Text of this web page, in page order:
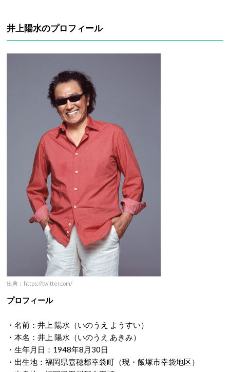
井上陽水のプロフィール
出典：https://twitter.com/
プロフィール
・名前：井上 陽水（いのうえ ようすい）
・本名：井上 陽水（いのうえ あきみ）
・生年月日：1948年8月30日
・出生地：福岡県嘉穂郡幸袋町（現・飯塚市幸袋地区）